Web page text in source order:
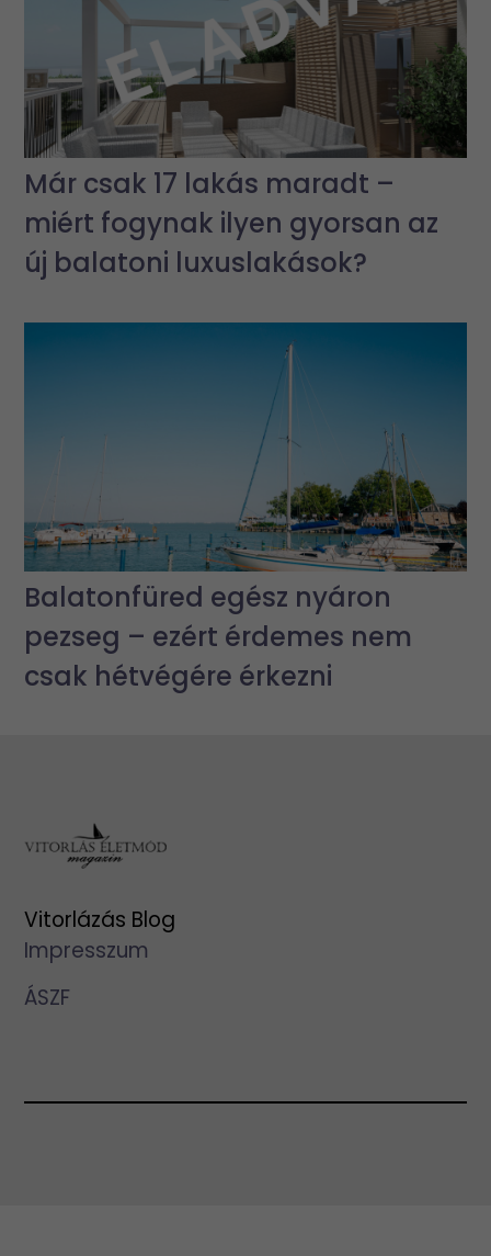
Már csak 17 lakás maradt –
miért fogynak ilyen gyorsan az
új balatoni luxuslakások?
Balatonfüred egész nyáron
pezseg – ezért érdemes nem
csak hétvégére érkezni
Vitorlázás Blog
Impresszum
ÁSZF